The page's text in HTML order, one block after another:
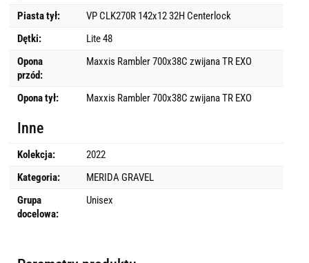
Piasta tył:
VP CLK270R 142x12 32H Centerlock
Dętki:
Lite 48
Opona
przód:
Maxxis Rambler 700x38C zwijana TR EXO
Opona tył: Maxxis Rambler 700x38C zwijana TR EXO
Inne
Kolekcja:
2022
Kategoria:
MERIDA GRAVEL
Grupa
docelowa:
Unisex